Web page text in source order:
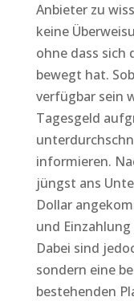
Anbieter zu
keine
ohne dass sich
bewegt hat.
verfügbar sein
Tagesgeld
informieren.
jüngst ans
Dollar
und
Dabei sind
sondern eine
bestehenden